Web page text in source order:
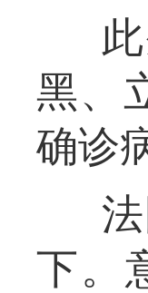
黑、
确诊
下。